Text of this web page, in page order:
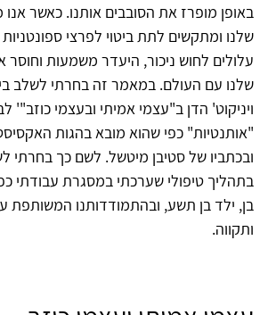
באופן מופרז את הסובבים אותנו. כאשר
שלנו ומתקשים לתת ביטוי לפרצי ספונטניות
עלולים לחוש ניכור, היעדר משמעות וחוסר
שלנו עם העולם. במאמר זה בחרתי לשלב
ויניקוט' הדן ב"עצמי אמיתי ובעצמי כוזב"'
"אותנטיות" כפי שהוא מובא בהגות
ובכתביו של סטיבן מיטשל. לשם כך בחרתי
בתהליך טיפולי שערכתי במסגרת עבודתי
בן, ילד בן תשע, ובהתמודדותנו המשותפת
ותקווה.